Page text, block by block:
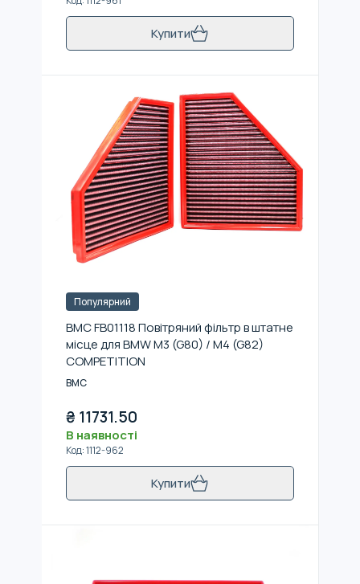
Купити
Популярний
BMC FB01118 Повітряний фільтр в штатне
місце для BMW M3 (G80) / M4 (G82)
COMPETITION
BMC
₴ 11731.50
В наявності
Код:1112-962
Купити